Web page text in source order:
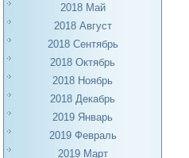
2018 Май
2018 Август
2018 Сентябрь
2018 Октябрь
2018 Ноябрь
2018 Декабрь
2019 Январь
2019 Февраль
2019 Март